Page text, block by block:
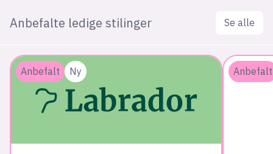
Anbefalte ledige stilinger Se alle
Anbefalt Ny Anbefalt